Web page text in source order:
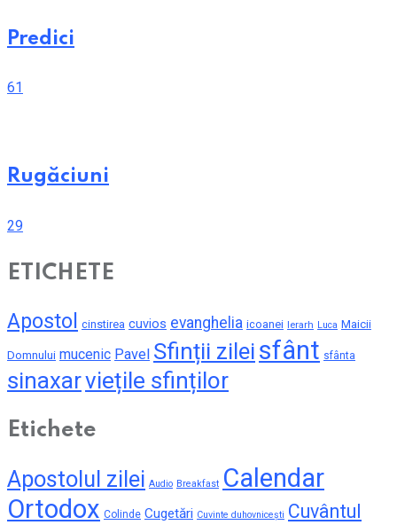
Predici
61
Rugăciuni
29
ETICHETE
Apostol cinstirea cuvios evanghelia icoanei Ierarh Luca Maicii
Domnului mucenic Pavel Sfinții zilei sfânt sfânta
sinaxarviețile sfinților
Etichete
Apostolul zilei Audio Breakfast Calendar
Ortodox Colinde Cugetări Cuvinte duhovnicești Cuvântul